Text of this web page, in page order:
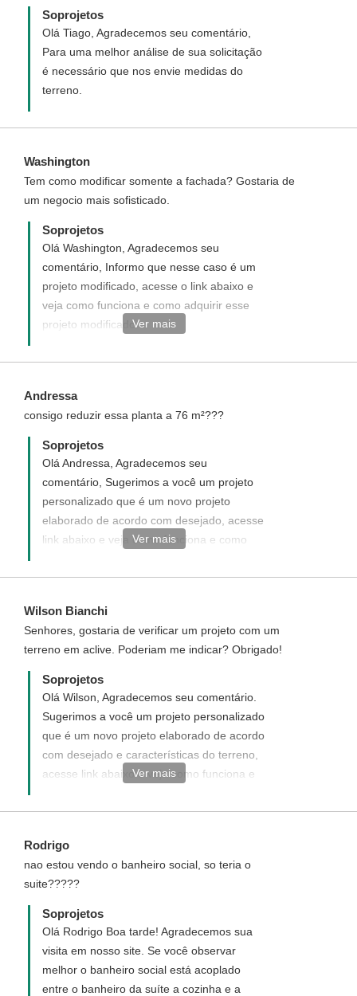
Soprojetos
Olá Tiago, Agradecemos seu comentário,
Para uma melhor análise de sua solicitação
é necessário que nos envie medidas do
terreno.
Washington
Tem como modificar somente a fachada? Gostaria de
um negocio mais sofisticado.
Soprojetos
Olá Washington, Agradecemos seu
comentário, Informo que nesse caso é um
projeto modificado, acesse o link abaixo e
veja como funciona e como adquirir esse
projeto modificado.
project_id=94
Ver mais
Andressa
consigo reduzir essa planta a 76 m²???
Soprojetos
Olá Andressa, Agradecemos seu
comentário, Sugerimos a você um projeto
personalizado que é um novo projeto
elaborado de acordo com desejado, acesse
link abaixo e veja como funciona e como
http://www.soprojetos.com.br/personalizado
Ver mais
Wilson Bianchi
Senhores, gostaria de verificar um projeto com um
terreno em aclive. Poderiam me indicar? Obrigado!
Soprojetos
Olá Wilson, Agradecemos seu comentário.
Sugerimos a você um projeto personalizado
que é um novo projeto elaborado de acordo
com desejado e características do terreno,
acesse link abaixo e veja como funciona e
http://www.soprojetos.com.br/personalizado
necessário que envie o levantamento
topográfico do terreno.
Ver mais
Rodrigo
nao estou vendo o banheiro social, so teria o
suite?????
Soprojetos
Olá Rodrigo Boa tarde! Agradecemos sua
visita em nosso site. Se você observar
melhor o banheiro social está acoplado
entre o banheiro da suíte a cozinha e a